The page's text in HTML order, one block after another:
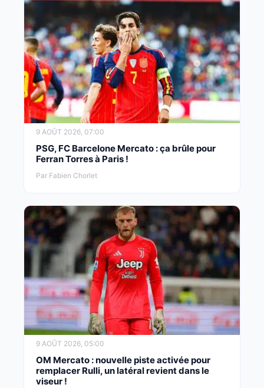
9 AOÛT 2026, 07:00
PSG, FC Barcelone Mercato : ça brûle pour
Ferran Torres à Paris !
Par Fabien Chorlet
9 AOÛT 2026, 05:00
OM Mercato : nouvelle piste activée pour
remplacer Rulli, un latéral revient dans le
viseur !